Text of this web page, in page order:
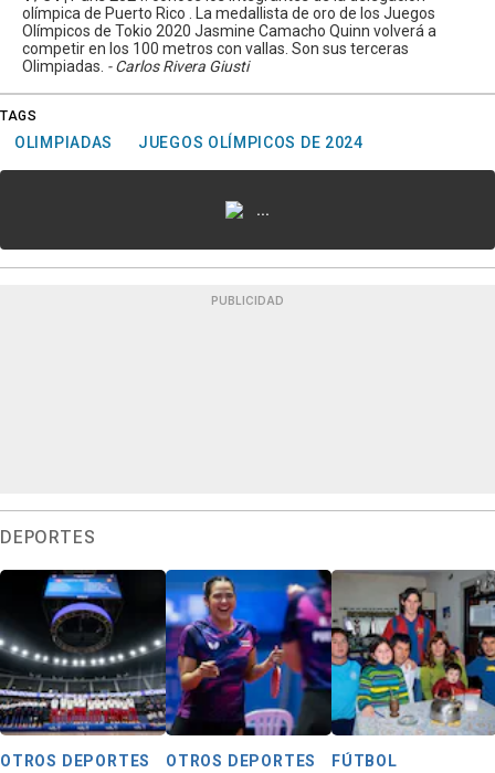
olímpica de Puerto Rico . La medallista de oro de los Juegos
Olímpicos de Tokio 2020 Jasmine Camacho Quinn volverá a
competir en los 100 metros con vallas. Son sus terceras
Olimpiadas. - Carlos Rivera Giusti
TAGS
OLIMPIADAS JUEGOS OLÍMPICOS DE 2024
...
PUBLICIDAD
DEPORTES
OTROS DEPORTES OTROS DEPORTES FÚTBOL